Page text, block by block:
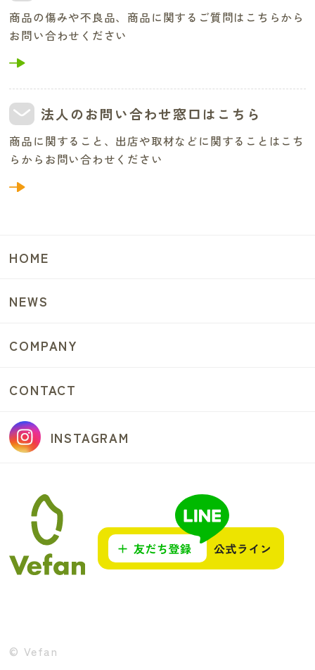
商品の傷みや不良品、商品に関するご質問はこちらから
お問い合わせください
法人のお問い合わせ窓口はこちら
商品に関すること、出店や取材などに関することはこち
らからお問い合わせください
HOME
NEWS
COMPANY
CONTACT
INSTAGRAM
© Vefan